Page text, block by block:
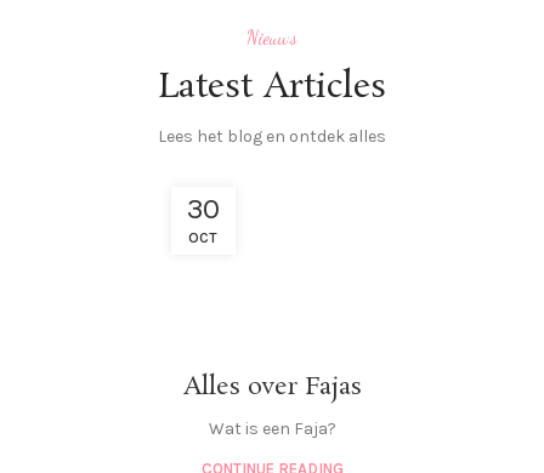
Nieuws
Latest Articles
Lees het blog en ontdek alles
30
OCT
Alles over Fajas
Wat is een Faja?
CONTINUE READING